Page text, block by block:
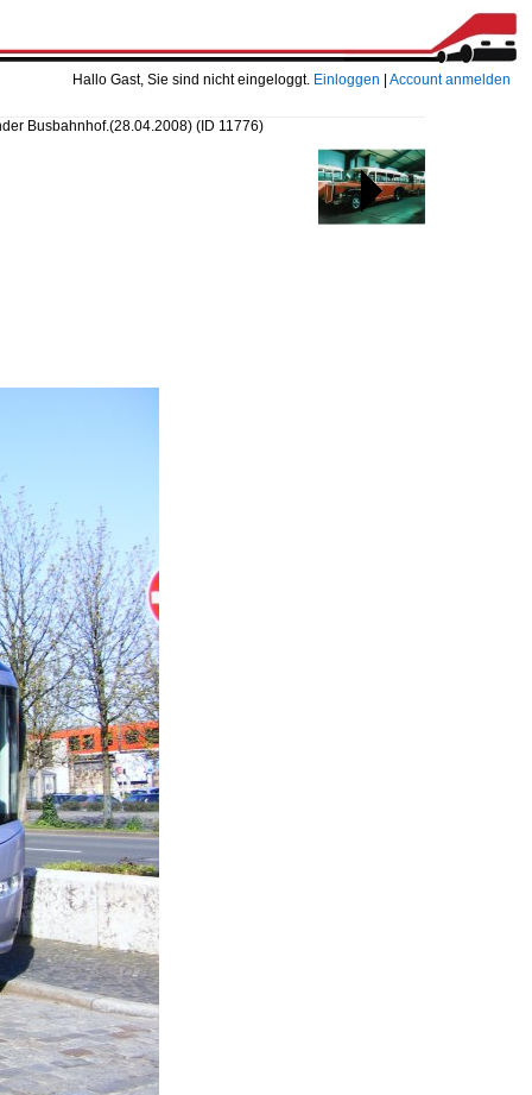
Hallo Gast, Sie sind nicht eingeloggt. Einloggen Account anmelden
Busbahnhof.(28.04.2008) (ID 11776)